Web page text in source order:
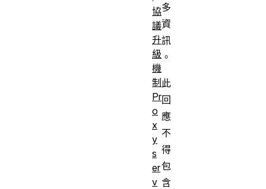
多
資
訊
。
此
回
應
不
得
包
含
協
議
升
級
機
制
Pr
o
x
y
s
er
v